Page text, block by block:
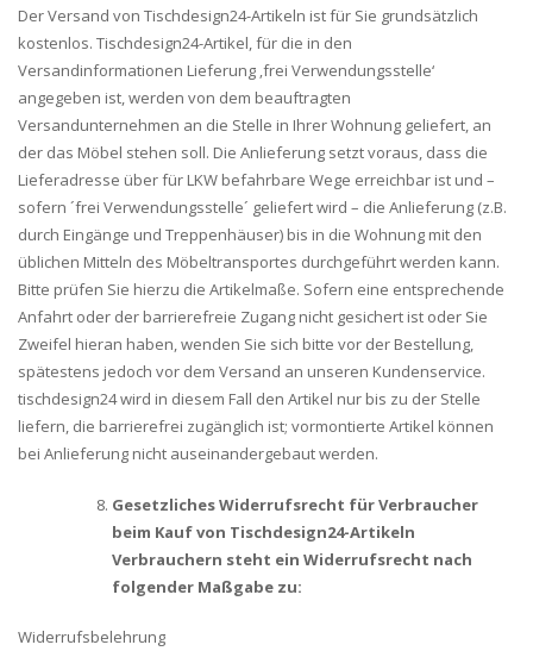
Der Versand von Tischdesign24-Artikeln ist für Sie grundsätzlich
kostenlos. Tischdesign24-Artikel, für die in den
Versandinformationen Lieferung ‚frei Verwendungsstelle‘
angegeben ist, werden von dem beauftragten
Versandunternehmen an die Stelle in Ihrer Wohnung geliefert, an
der das Möbel stehen soll. Die Anlieferung setzt voraus, dass die
Lieferadresse über für LKW befahrbare Wege erreichbar ist und –
sofern ´frei Verwendungsstelle´ geliefert wird – die Anlieferung (z.B.
durch Eingänge und Treppenhäuser) bis in die Wohnung mit den
üblichen Mitteln des Möbeltransportes durchgeführt werden kann.
Bitte prüfen Sie hierzu die Artikelmaße. Sofern eine entsprechende
Anfahrt oder der barrierefreie Zugang nicht gesichert ist oder Sie
Zweifel hieran haben, wenden Sie sich bitte vor der Bestellung,
spätestens jedoch vor dem Versand an unseren Kundenservice.
tischdesign24 wird in diesem Fall den Artikel nur bis zu der Stelle
liefern, die barrierefrei zugänglich ist; vormontierte Artikel können
bei Anlieferung nicht auseinandergebaut werden.
Gesetzliches Widerrufsrecht für Verbraucher
beim Kauf von Tischdesign24-Artikeln
Verbrauchern steht ein Widerrufsrecht nach
folgender Maßgabe zu:
Widerrufsbelehrung